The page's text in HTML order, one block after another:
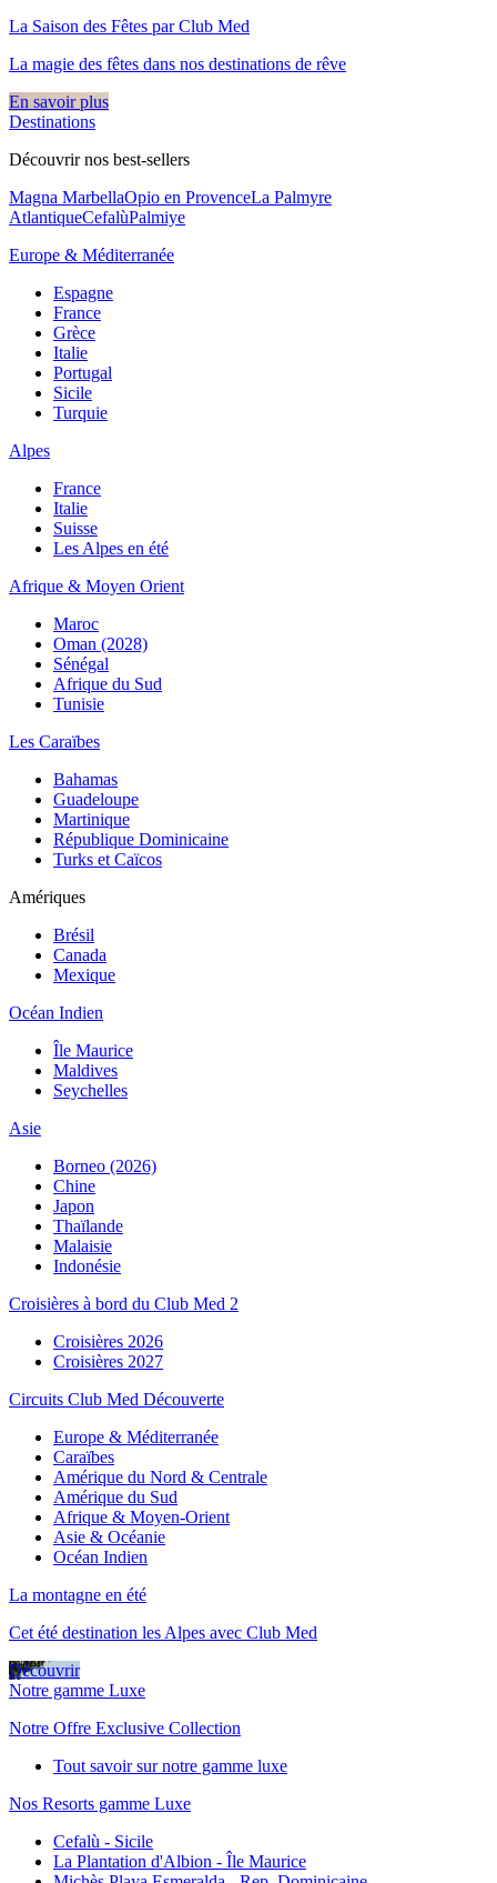
La Saison des Fêtes par Club Med
La magie des fêtes dans nos destinations de rêve​
En savoir plus
Destinations
Découvrir nos best-sellers
Magna MarbellaOpio en ProvenceLa Palmyre
AtlantiqueCefalùPalmiye
Europe & Méditerranée
Espagne
France
Grèce
Italie
Portugal
Sicile
Turquie
Alpes
France
Italie
Suisse
Les Alpes en été
Afrique & Moyen Orient
Maroc
Oman (2028)
Sénégal
Afrique du Sud
Tunisie
Les Caraïbes
Bahamas
Guadeloupe
Martinique
République Dominicaine
Turks et Caïcos
Amériques
Brésil
Canada
Mexique
Océan Indien
Île Maurice
Maldives
Seychelles
Asie
Borneo (2026)
Chine
Japon
Thaïlande
Malaisie
Indonésie
Croisières à bord du Club Med 2
Croisières 2026
Croisières 2027
Circuits Club Med Découverte
Europe & Méditerranée
Caraïbes
Amérique du Nord & Centrale
Amérique du Sud
Afrique & Moyen-Orient
Asie & Océanie
Océan Indien
La montagne en été
Cet été destination les Alpes avec Club Med
Découvrir
Notre gamme Luxe
Notre Offre Exclusive Collection
Tout savoir sur notre gamme luxe
Nos Resorts gamme Luxe
Cefalù - Sicile
La Plantation d'Albion - Île Maurice